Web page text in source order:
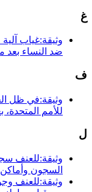
غ
وثيقة:غياب آلية
ضد النساء بعد
ف
للأمم المتحدة، بعد مرور 20 عام
ل
وثيقة:للعنف
السجون
وثيقة:للعنف